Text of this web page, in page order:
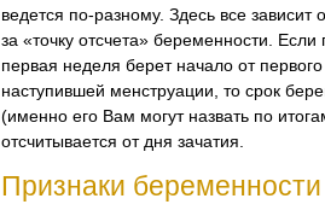
ведется по-разному. Здесь все зависит
за «точку отсчета» беременности.
первая неделя берет начало от
наступившей менструации, то срок
(именно его Вам могут назвать по
отсчитывается от дня зачатия.
Признаки